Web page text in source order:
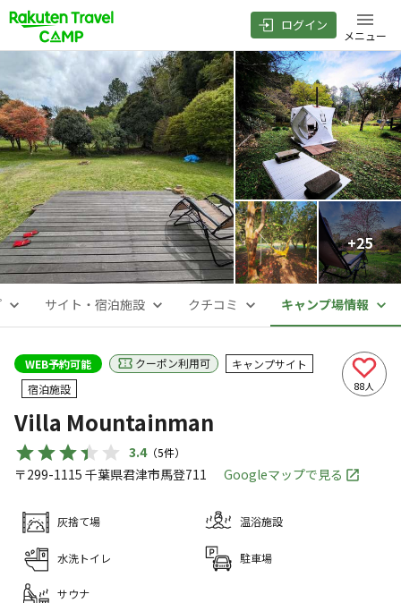
ログイン
メニュー
+25
サイト・宿泊施設 クチコミ キャンプ場情報
WEB予約可能 クーポン利用可
キャンプサイト
宿泊施設
88人
Villa Mountainman
3.4（5件）
〒299-1115 千葉県君津市馬登711 Googleマップで見る
灰捨て場 温浴施設
水洗トイレ 駐車場
サウナ